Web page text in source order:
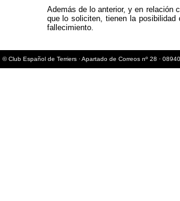
Además de lo anterior, y en relación
que lo soliciten, tienen la
fallecimiento.
© Club Español de Terriers · Apartado de Correos nº 28 ·